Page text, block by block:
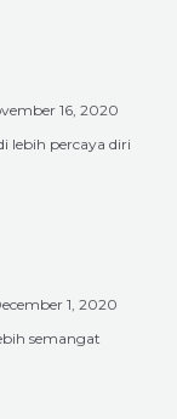
16, 2020
lebih percaya diri
1, 2020
semangat